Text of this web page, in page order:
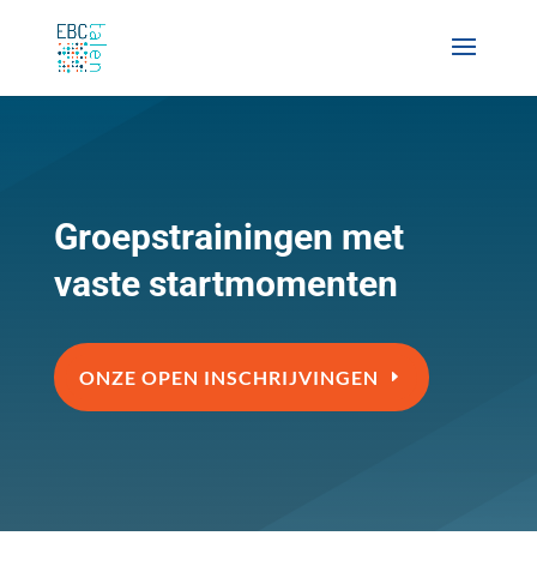
Groepstrainingen met
vaste startmomenten
ONZE OPEN INSCHRIJVINGEN